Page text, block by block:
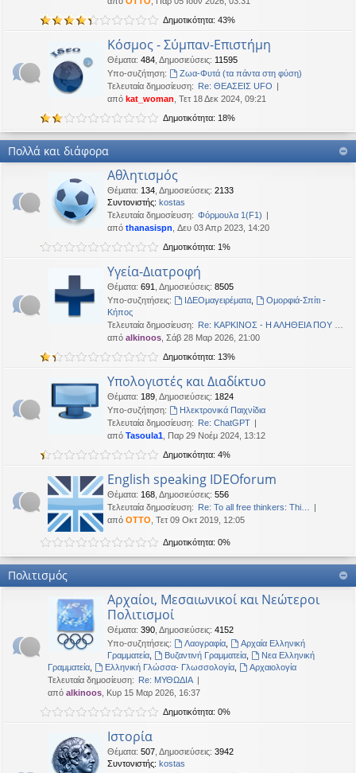
Δευ 16 Φεβ 2026, 02:33
Γεια χαρά. καλέ, πού πήγαν οι κόσμοι;
BlueAngel Πέμ 29 Ιαν 2026, 22:08
likes this message
OTTOέγραψε:↑
Καλησπερα
OTTO•Δευ 19 Ιαν 2026, 16:53
Καλησπερα
neodikos•Κυρ 18 Ιαν 2026, 01:49
Καλημέρα σε όλους
OTTO•Πέμ 08 Ιαν 2026, 01:33
Χρόνια πολλά, καλή χρονια με δικαιοσύνη στα παντα.
Δημοτικότητα: 43%
Κόσμος - Σύμπαν-Επιστήμη
Θέματα: 484 Δημοσιεύσεις: 11595
Υπο-συζήτηση:
Ζωα-Φυτά (τα πάντα στη φύση)
Τελευταία δημοσίευση: Re: ΘΕΑΣΕΙΣ UFO
από kat_woman , Τετ 18 Δεκ 2024, 09:21
Δημοτικότητα: 18%
Πολλά και διάφορα
Αθλητισμός
Θέματα: 134 Δημοσιεύσεις: 2133
Συντονιστής: kostas
Τελευταία δημοσίευση: Φόρμουλα 1(F1)
από thanasispn , Δευ 03 Απρ 2023, 14:20
Δημοτικότητα: 1%
Υγεία-Διατροφή
Θέματα: 691 Δημοσιεύσεις: 8505
Υπο-συζητήσεις:
ΙΔΕΟμαγειρέματα,
Ομορφιά-Σπίτι -
Κήπος
Τελευταία δημοσίευση: Re: ΚΑΡΚΙΝΟΣ - Η ΑΛΗΘΕΙΑ ΠΟΥ …
από alkinoos , Σάβ 28 Μαρ 2026, 21:00
Δημοτικότητα: 13%
Υπολογιστές και Διαδίκτυο
Θέματα: 189 Δημοσιεύσεις: 1824
Υπο-συζήτηση:
Ηλεκτρονικά Παιχνίδια
Τελευταία δημοσίευση: Re: ChatGPT
από Tasoula1 , Παρ 29 Νοέμ 2024, 13:12
Δημοτικότητα: 4%
English speaking IDEOforum
Θέματα: 168 Δημοσιεύσεις: 556
Τελευταία δημοσίευση: Re: To all free thinkers: Thi…
από OTTO , Τετ 09 Οκτ 2019, 12:05
Δημοτικότητα: 0%
Πολιτισμός
Αρχαίοι, Μεσαιωνικοί και Νεώτεροι
Πολιτισμοί
Θέματα: 390 Δημοσιεύσεις: 4152
Υπο-συζητήσεις:
Λαογραφία,
Αρχαία Ελληνική
Γραμματεία
Βυζαντινή Γραμματεία,
Νεα Ελληνική
Γραμματεία
Ελληνική Γλώσσα- Γλωσσολογία,
Αρχαιολογία
Τελευταία δημοσίευση: Re: ΜΥΘΩΔΙΑ
από alkinoos , Κυρ 15 Μαρ 2026, 16:37
Δημοτικότητα: 0%
Ιστορία
Θέματα: 507 Δημοσιεύσεις: 3942
Συντονιστής: kostas